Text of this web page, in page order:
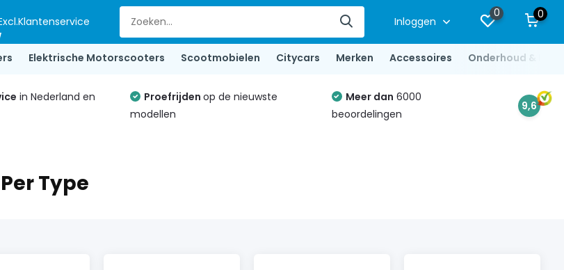
Klantenservice Inloggen
0 0
Elektrische Motorscooters Scootmobielen Citycars Merken Accessoires Onderhoud &
in Nederland en
Proefrijdenop de nieuwste
modellen
Meer dan 6000
beoordelingen
9,6
Type